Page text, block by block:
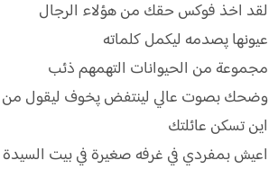
لقد اخذ فوكس حقك من هؤلاء الرجال
عيونها پصدمه ليكمل كلماته
مجموعة من الحيوانات التهمهم ذئب
وضحك بصوت عالي لينتفض پخوف ليقول
اين تسكن عائلتك
اعيش بمفردي في غرفه صغيرة في بيت